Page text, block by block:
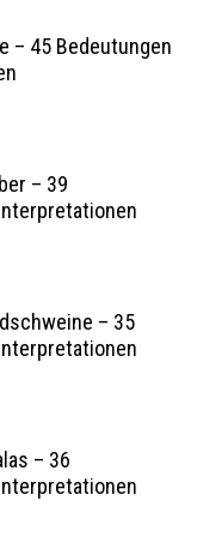
– 45 Bedeutungen
– 39
– 35
– 36